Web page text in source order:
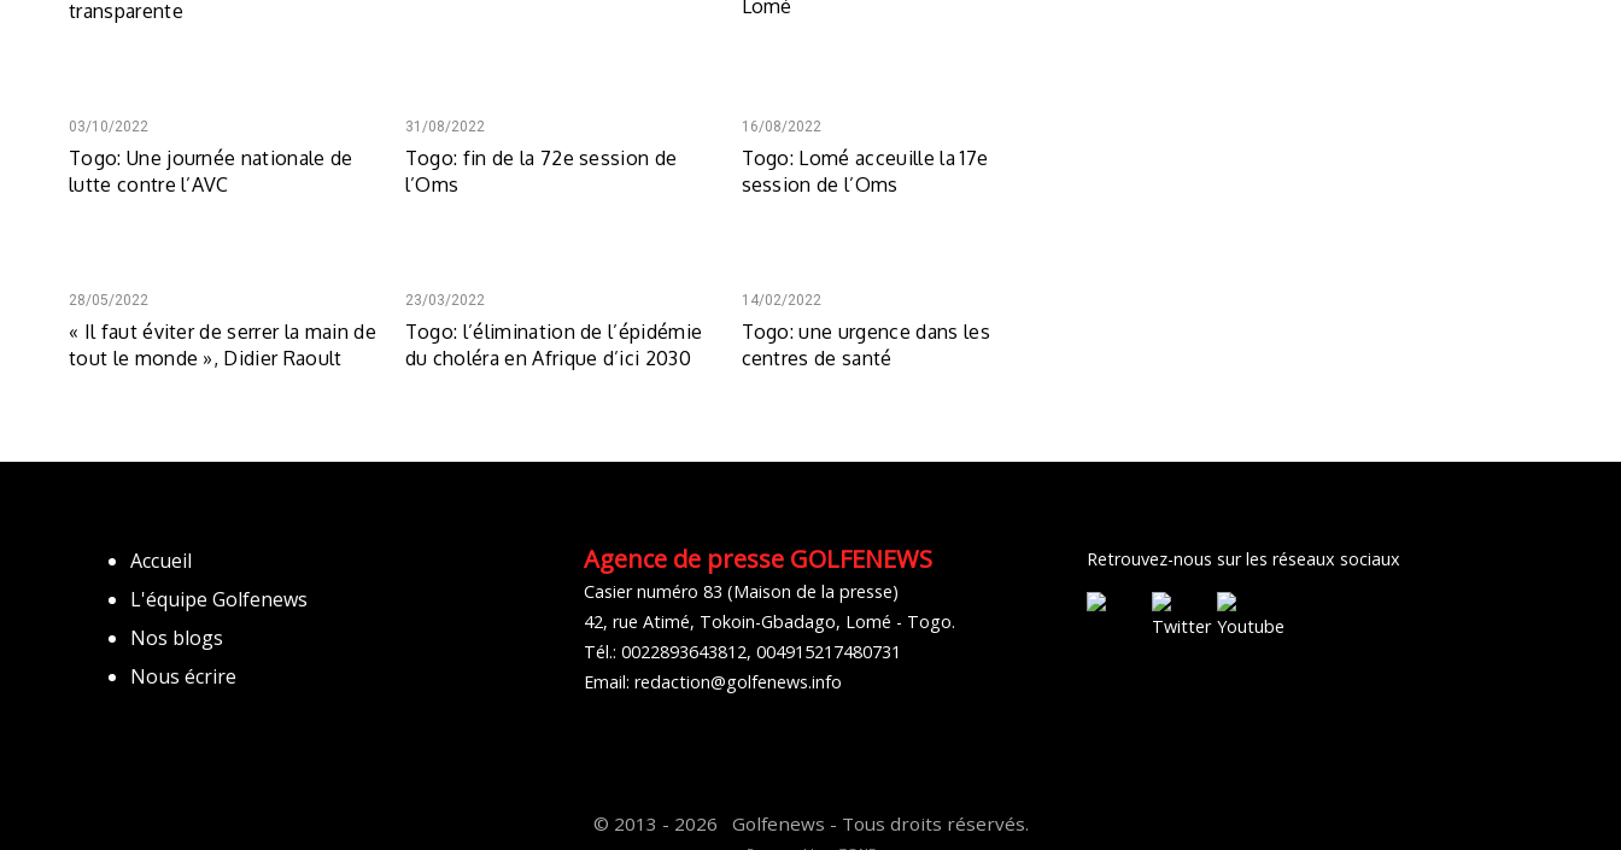
transparente
Lomé
03/10/2022
Togo: Une journée nationale de
lutte contre l’AVC
31/08/2022
Togo: fin de la 72e session de
l’Oms
16/08/2022
Togo: Lomé acceuille la 17e
session de l’Oms
28/05/2022
« Il faut éviter de serrer la main de
tout le monde », Didier Raoult
23/03/2022
Togo: l’élimination de l’épidémie
du choléra en Afrique d’ici 2030
14/02/2022
Togo: une urgence dans les
centres de santé
Accueil
L'équipe Golfenews
Nos blogs
Nous écrire
Agence de presse GOLFENEWS
Casier numéro 83 (Maison de la presse)
42, rue Atimé, Tokoin-Gbadago, Lomé - Togo.
Tél.: 0022893643812, 004915217480731
Email: redaction@golfenews.info
Retrouvez-nous sur les réseaux sociaux
© 2013 - 2026 Golfenews - Tous droits réservés.